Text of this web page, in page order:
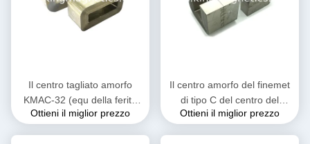
Il centro tagliato amorfo
KMAC-32 (equ della ferita
del nastro di KMAC-32
Ottieni il miglior prezzo
Il centro amorfo del finemet
di tipo C del centro del
trasformatore di rendimento
Ottieni il miglior prezzo